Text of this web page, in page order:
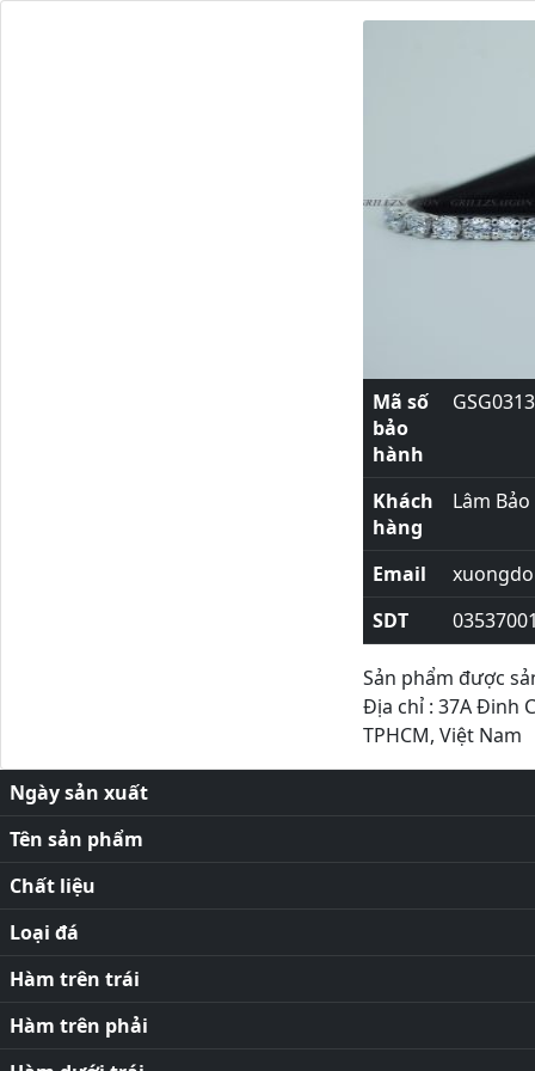
Mã số
bảo
hành
GSG0313
Khách
hàng
Lâm Bảo
Email
SDT
Sản phẩm được
Địa chỉ : 37A Đinh
TPHCM, Việt Nam
Ngày sản xuất
Tên sản phẩm
Chất liệu
Loại đá
Hàm trên trái
Hàm trên phải